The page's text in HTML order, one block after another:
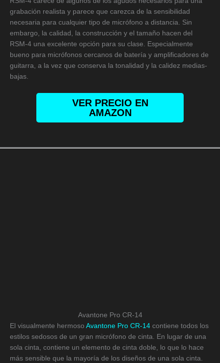
grabación realista y parece que carezca de la sensibilidad
necesaria para cualquier tipo de micrófono a distancia. Sin
embargo, la calidad, la construcción y el tamaño hacen del
RSM-4 una excelente opción para su clase. Especialmente
bueno para micrófonos cercanos de batería y amplificadores de
guitarra, a la vez que conserva la tonalidad y la calidez medias-
bajas.
VER PRECIO EN
AMAZON
Avantone Pro CR-14
El visualmente hermoso Avantone Pro CR-14 contiene todos los
estilos sedosos de un gran micrófono de cinta. En lugar de una
sola cinta, contiene un elemento de cinta doble, lo que lo hace
más sensible que la mayoría de los diseños de una sola cinta.